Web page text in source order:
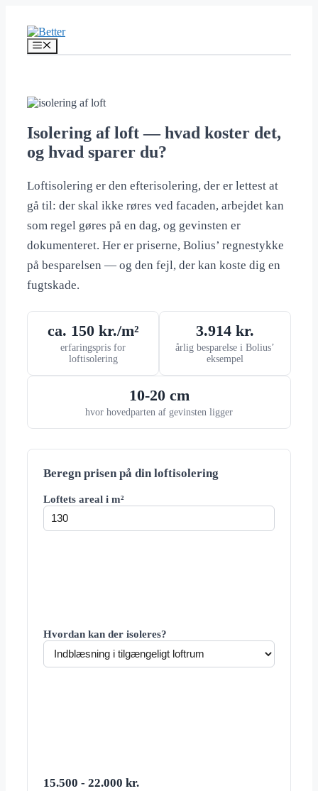
indhold
Menu
Isolering af loft — hvad koster det,
og hvad sparer du?
Loftisolering er den efterisolering, der er lettest at
gå til: der skal ikke røres ved facaden, arbejdet kan
som regel gøres på en dag, og gevinsten er
dokumenteret. Her er priserne, Bolius’ regnestykke
på besparelsen — og den fejl, der kan koste dig en
fugtskade.
ca. 150 kr./m²
erfaringspris for
loftisolering
3.914 kr.
årlig besparelse i Bolius’
eksempel
10-20 cm
hvor hovedparten af gevinsten ligger
Beregn prisen på din loftisolering
Loftets areal i m²
Hvordan kan der isoleres?
15.500 - 22.000 kr.